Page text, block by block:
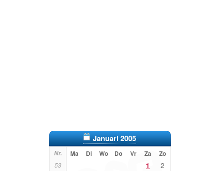
Januari 2005
Nr. Ma Di Wo Do Vr Za Zo
53 1 2